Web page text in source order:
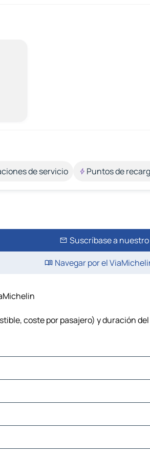
de servicio Puntos de
Suscríbase a
Navegar por el
coste por pasajero) y duración